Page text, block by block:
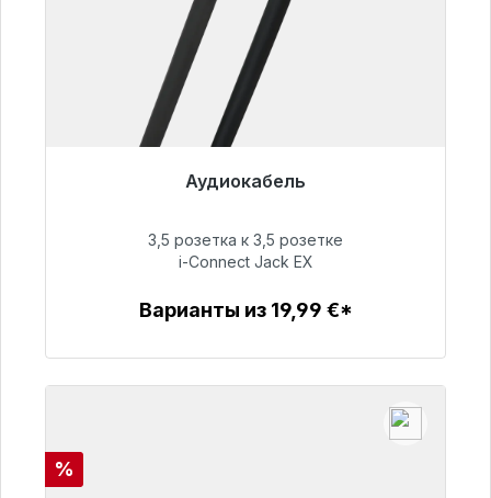
Аудиокабель
Готовы к немедленной отправке, срок
51,99 €
3,5 розетка к 3,5 розетке
i-Connect Jack EX
Варианты из 19,99 €*
Скидка
%